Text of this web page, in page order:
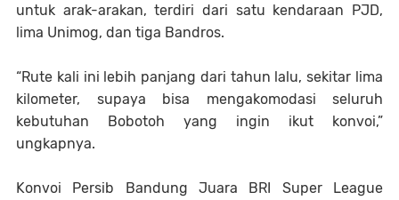
untuk arak-arakan, terdiri dari satu kendaraan PJD,
lima Unimog, dan tiga Bandros.
“Rute kali ini lebih panjang dari tahun lalu, sekitar lima
kilometer, supaya bisa mengakomodasi seluruh
kebutuhan Bobotoh yang ingin ikut konvoi,”
ungkapnya.
Konvoi Persib Bandung Juara BRI Super League